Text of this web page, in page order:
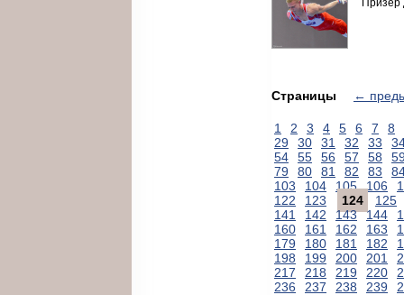
Призер
Страницы ←
1 2 3 4 5 6 7
8
29
30 31 32 33
54
55 56 57 58
79
80 81 82 83
103
104 105 106
122
123 124
125
141
142 143 144
160
161 162 163
179
180 181 182
198
199 200 201
217
218 219 220
236
237 238 239